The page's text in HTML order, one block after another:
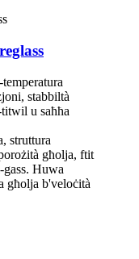
stabbiltà
u saħħa
struttura
għolja, ftit
Huwa
għolja b'veloċità